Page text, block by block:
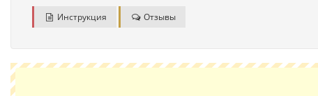
Инструкция Отзывы